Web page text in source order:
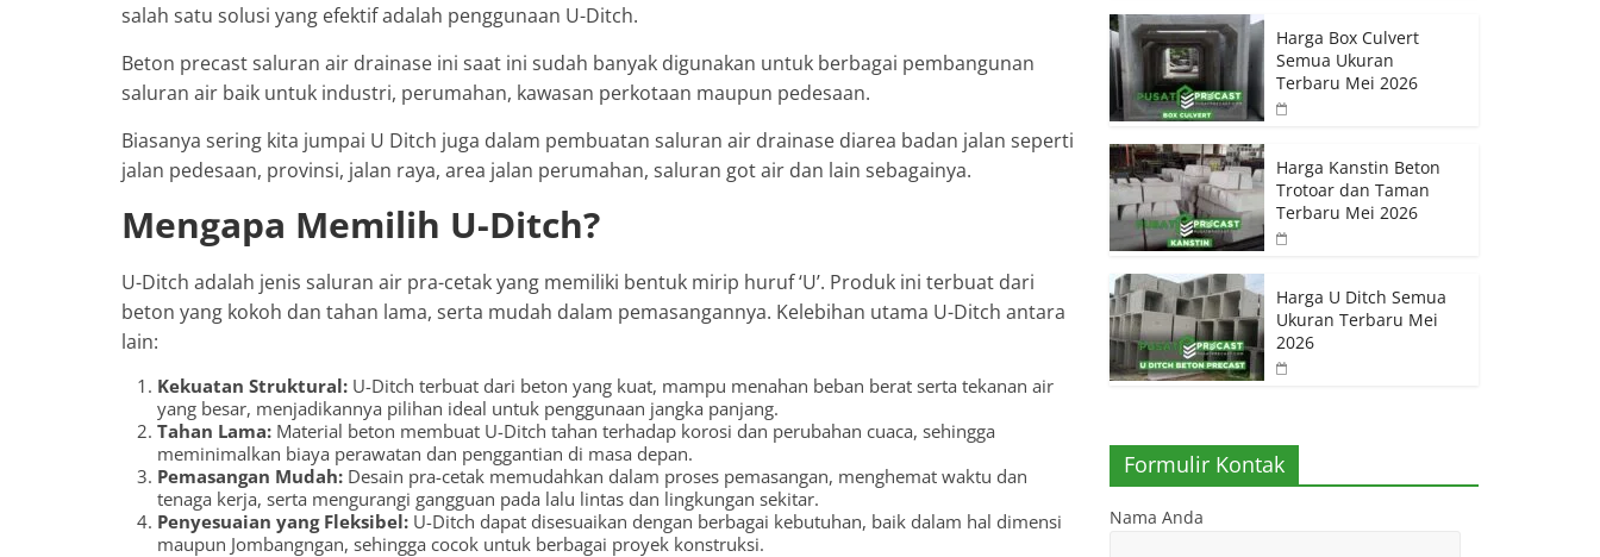
salah satu solusi yang efektif adalah penggunaan U-Ditch.
Beton precast saluran air drainase ini saat ini sudah banyak digunakan untuk berbagai pembangunan
saluran air baik untuk industri, perumahan, kawasan perkotaan maupun pedesaan.
Biasanya sering kita jumpai U Ditch juga dalam pembuatan saluran air drainase diarea badan jalan seperti
jalan pedesaan, provinsi, jalan raya, area jalan perumahan, saluran got air dan lain sebagainya.
Mengapa Memilih U-Ditch?
U-Ditch adalah jenis saluran air pra-cetak yang memiliki bentuk mirip huruf ‘U’. Produk ini terbuat dari
beton yang kokoh dan tahan lama, serta mudah dalam pemasangannya. Kelebihan utama U-Ditch antara
lain:
Kekuatan Struktural: U-Ditch terbuat dari beton yang kuat, mampu menahan beban berat serta tekanan air
yang besar, menjadikannya pilihan ideal untuk penggunaan jangka panjang.
Tahan Lama: Material beton membuat U-Ditch tahan terhadap korosi dan perubahan cuaca, sehingga
meminimalkan biaya perawatan dan penggantian di masa depan.
Pemasangan Mudah: Desain pra-cetak memudahkan dalam proses pemasangan, menghemat waktu dan
tenaga kerja, serta mengurangi gangguan pada lalu lintas dan lingkungan sekitar.
Penyesuaian yang Fleksibel: U-Ditch dapat disesuaikan dengan berbagai kebutuhan, baik dalam hal dimensi
maupun Jombangngan, sehingga cocok untuk berbagai proyek konstruksi.
Harga Box Culvert
Semua Ukuran
Terbaru Mei 2026
Harga Kanstin Beton
Trotoar dan Taman
Terbaru Mei 2026
Harga U Ditch Semua
Ukuran Terbaru Mei
2026
Formulir Kontak
Nama Anda